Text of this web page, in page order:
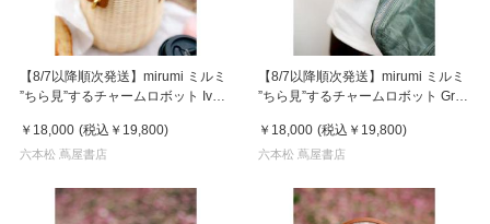
【8/7以降順次発送】mirumi ミルミ
”ちら見”するチャームロボット Ivory
￥18,000 (税込 ￥19,800)
六本松 蔦屋書店
【8/7以降順次発送】mirumi ミルミ
”ちら見”するチャームロボット Gray
￥18,000 (税込 ￥19,800)
六本松 蔦屋書店